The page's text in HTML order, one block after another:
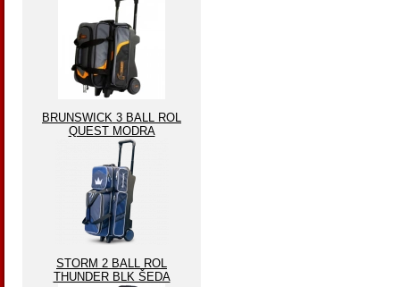
BRUNSWICK 3 BALL ROL
QUEST MODRA
STORM 2 BALL ROL
THUNDER BLK ŠEDA